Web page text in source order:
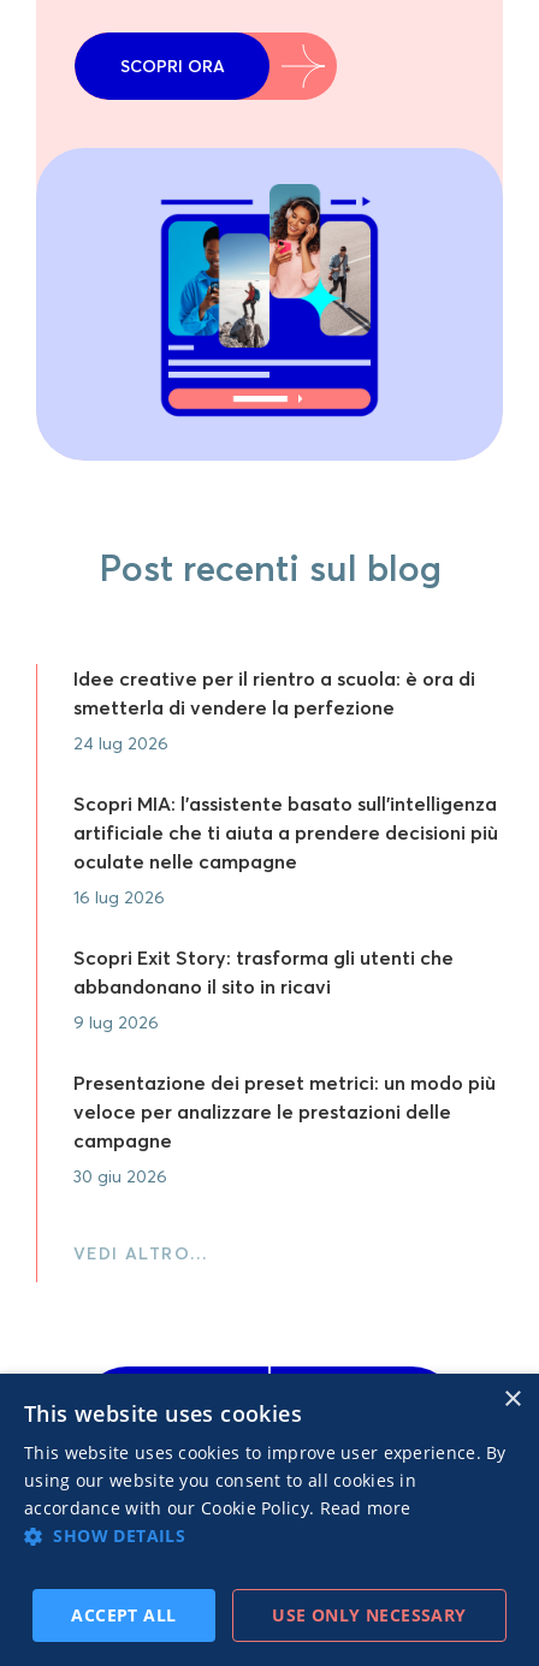
SCOPRI ORA
Post recenti sul blog
Idee creative per il rientro a scuola: è ora di
smetterla di vendere la perfezione
24 lug 2026
Scopri MIA: l’assistente basato sull’intelligenza
artificiale che ti aiuta a prendere decisioni più
oculate nelle campagne
16 lug 2026
Scopri Exit Story: trasforma gli utenti che
abbandonano il sito in ricavi
9 lug 2026
Presentazione dei preset metrici: un modo più
veloce per analizzare le prestazioni delle
campagne
30 giu 2026
VEDI ALTRO…
Inizia oggi a
fare pubblicità
con noi
Lancia la tua prima campagna
×
This website uses cookies
This website uses cookies to improve user experience. By
using our website you consent to all cookies in
accordance with our Cookie Policy. Read more
SHOW DETAILS
ACCEPT ALL USE ONLY NECESSARY